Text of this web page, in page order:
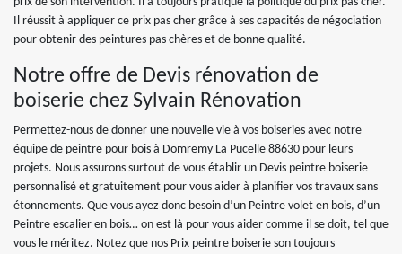
Il réussit à appliquer ce prix pas cher grâce à ses capacités de négociation
pour obtenir des peintures pas chères et de bonne qualité.
Notre offre de Devis rénovation de
boiserie chez Sylvain Rénovation
Permettez-nous de donner une nouvelle vie à vos boiseries avec notre
équipe de peintre pour bois à Domremy La Pucelle 88630 pour leurs
projets. Nous assurons surtout de vous établir un Devis peintre boiserie
personnalisé et gratuitement pour vous aider à planifier vos travaux sans
étonnements. Que vous ayez donc besoin d’un Peintre volet en bois, d’un
Peintre escalier en bois… on est là pour vous aider comme il se doit, tel que
vous le méritez. Notez que nos Prix peintre boiserie son toujours